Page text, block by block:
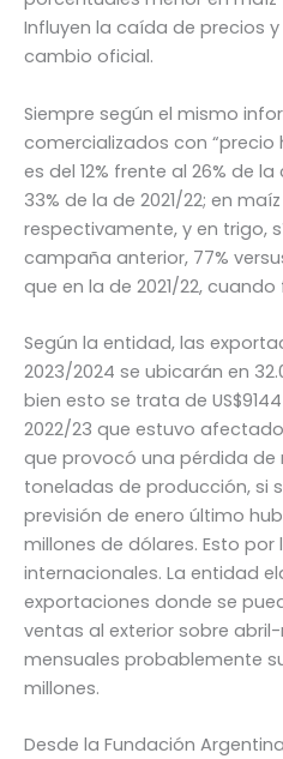
Influyen la caída de precios
cambio oficial.
Siempre según el mismo
comercializados con “precio
es del 12% frente al 26% de
33% de la de 2021/22; en
respectivamente, y en trigo,
campaña anterior, 77%
que en la de 2021/22, cuando
Según la entidad, las
2023/2024 se ubicarán en
bien esto se trata de
2022/23 que estuvo
que provocó una pérdida de
toneladas de producción, si
previsión de enero último
millones de dólares. Esto
internacionales. La entidad
exportaciones donde se
ventas al exterior sobre
mensuales probablemente
millones.
Desde la Fundación